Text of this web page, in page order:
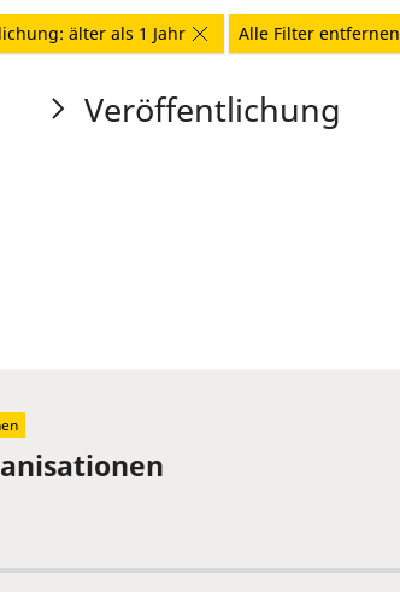
älter als 1 Jahr Alle Filter entfernen
Veröffentlichung